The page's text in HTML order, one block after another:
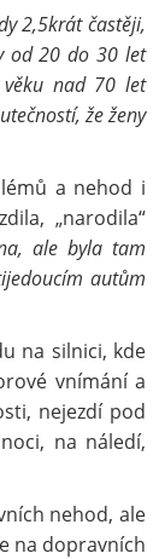
2,5krát častěji,
od 20 do 30 let
nad 70 let
že ženy
a nehod i
„narodila“
ale byla tam
autům
na silnici, kde
vnímání a
nejezdí pod
na náledí,
nehod, ale
na dopravních